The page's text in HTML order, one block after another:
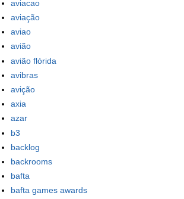
aviacao
aviação
aviao
avião
avião flórida
avibras
avição
axia
azar
b3
backlog
backrooms
bafta
bafta games awards